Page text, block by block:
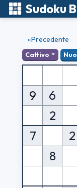
Sudoku
«Precedente
Cattivo
9
6
2
7
2
8